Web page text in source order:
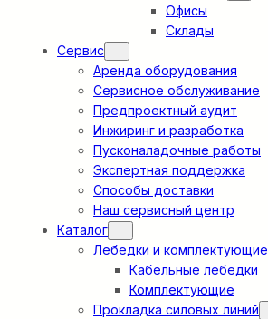
Офисы
Склады
Сервис
Аренда оборудования
Сервисное обслуживание
Предпроектный аудит
Инжиринг и разработка
Пусконаладочные работы
Экспертная поддержка
Способы доставки
Наш сервисный центр
Каталог
Лебедки и комплектующие
Кабельные лебедки
Комплектующие
Прокладка силовых линий